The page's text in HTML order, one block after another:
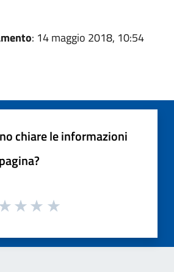
: 14 maggio 2018, 10:54
chiare le informazioni